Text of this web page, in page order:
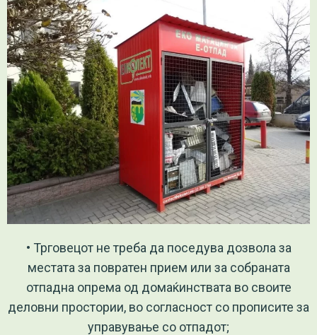
• Трговецот не треба да поседува дозвола за
местата за повратен прием или за собраната
отпадна опрема од домаќинствата во своите
деловни простории, во согласност со прописите за
управување со отпадот;